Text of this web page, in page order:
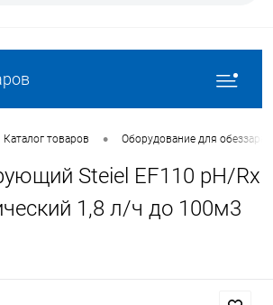
Каталог товаров • Оборудование для
Steiel EF110 pH/Rx
1,8 л/ч до 100м3